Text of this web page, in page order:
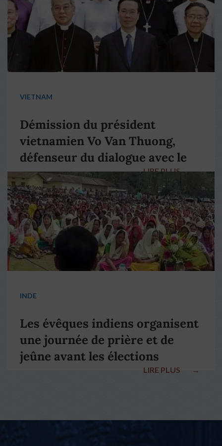
VIETNAM
Démission du président
vietnamien Vo Van Thuong,
défenseur du dialogue avec le
pape François
LIRE PLUS →
INDE
Les évêques indiens organisent
une journée de prière et de
jeûne avant les élections
LIRE PLUS →